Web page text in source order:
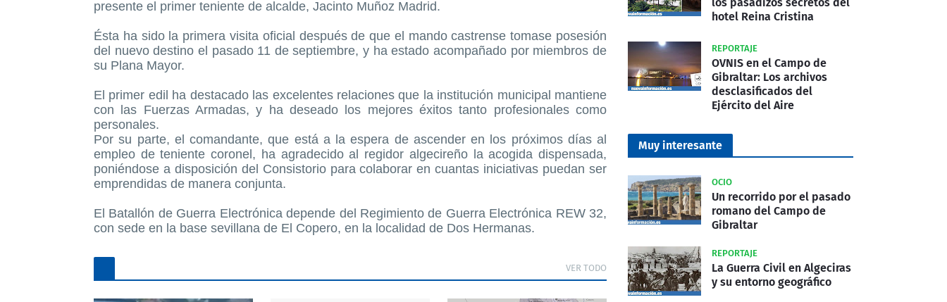
presente el primer teniente de alcalde, Jacinto Muñoz Madrid.
Ésta ha sido la primera visita oficial después de que el mando castrense tomase posesión
del nuevo destino el pasado 11 de septiembre, y ha estado acompañado por miembros de
su Plana Mayor.
El primer edil ha destacado las excelentes relaciones que la institución municipal mantiene
con las Fuerzas Armadas, y ha deseado los mejores éxitos tanto profesionales como
personales.
Por su parte, el comandante, que está a la espera de ascender en los próximos días al
empleo de teniente coronel, ha agradecido al regidor algecireño la acogida dispensada,
poniéndose a disposición del Consistorio para colaborar en cuantas iniciativas puedan ser
emprendidas de manera conjunta.
El Batallón de Guerra Electrónica depende del Regimiento de Guerra Electrónica REW 32,
con sede en la base sevillana de El Copero, en la localidad de Dos Hermanas.
VER TODO
hotel Reina Cristina
REPORTAJE
OVNIS en el Campo de
Gibraltar: Los archivos
desclasificados del
Ejército del Aire
Muy interesante
OCIO
Un recorrido por el pasado
romano del Campo de
Gibraltar
REPORTAJE
La Guerra Civil en Algeciras
y su entorno geográfico